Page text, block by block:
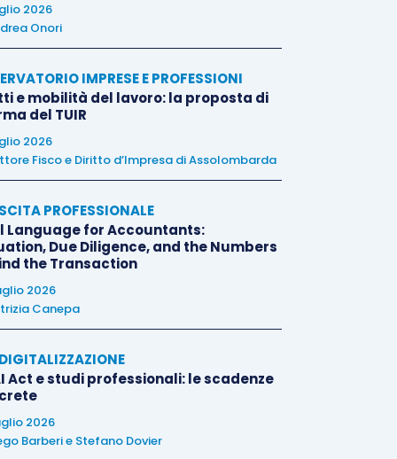
2026
Onori
IMPRESE E PROFESSIONI
e mobilità del lavoro: la proposta di
del TUIR
2026
Fisco e Diritto d’Impresa di Assolombarda
PROFESSIONALE
Language for Accountants:
Due Diligence, and the Numbers
the Transaction
2026
Canepa
Act e studi professionali: le scadenze
2026
Barberie Stefano Dovier